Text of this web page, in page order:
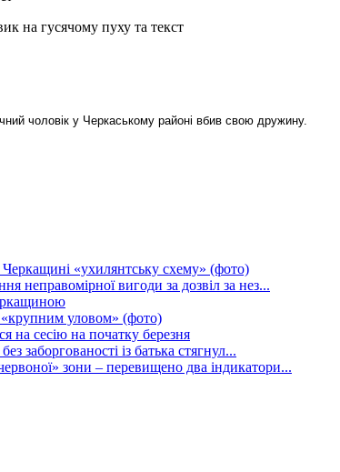
чоловік у Черкаському районі вбив свою дружину.
Черкащині «ухилянтську схему» (фото)
неправомірної вигоди за дозвіл за нез...
«крупним уловом» (фото)
на сесію на початку березня
заборгованості із батька стягнул...
зони – перевищено два індикатори...